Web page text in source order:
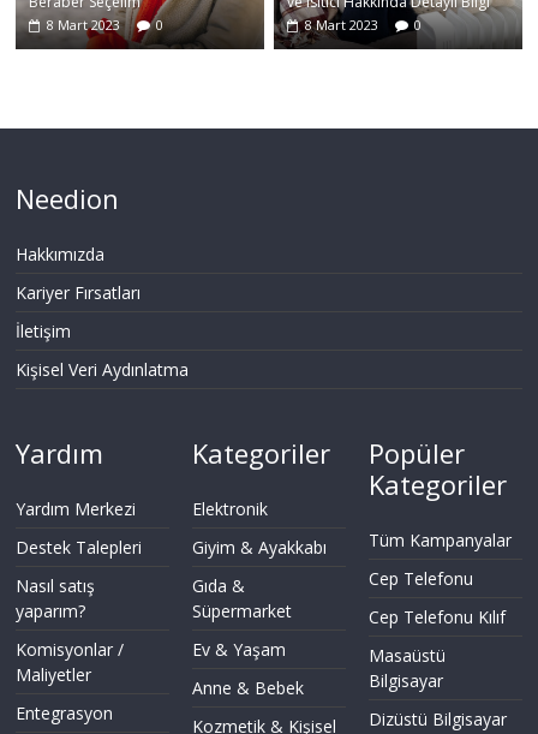
8 Mart 2023 0 8 Mart 2023 0
Needion
Hakkımızda
Kariyer Fırsatları
İletişim
Kişisel Veri Aydınlatma
Yardım
Yardım Merkezi
Destek Talepleri
Nasıl satış
yaparım?
Komisyonlar /
Maliyetler
Entegrasyon
Kategoriler
Elektronik
Giyim & Ayakkabı
Gıda &
Süpermarket
Ev & Yaşam
Anne & Bebek
Kozmetik & Kişisel
Popüler
Kategoriler
Tüm Kampanyalar
Cep Telefonu
Cep Telefonu Kılıf
Masaüstü
Bilgisayar
Dizüstü Bilgisayar